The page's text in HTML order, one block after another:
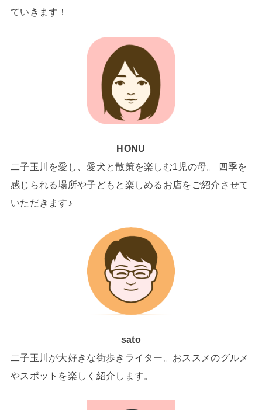
ていきます！
HONU
二子玉川を愛し、愛犬と散策を楽しむ1児の母。 四季を
感じられる場所や子どもと楽しめるお店をご紹介させて
いただきます♪
sato
二子玉川が大好きな街歩きライター。おススメのグルメ
やスポットを楽しく紹介します。